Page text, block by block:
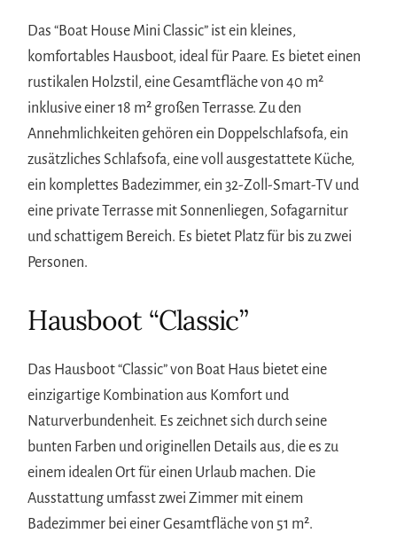
Das “Boat House Mini Classic” ist ein kleines,
komfortables Hausboot, ideal für Paare. Es bietet einen
rustikalen Holzstil, eine Gesamtfläche von 40 m²
inklusive einer 18 m² großen Terrasse. Zu den
Annehmlichkeiten gehören ein Doppelschlafsofa, ein
zusätzliches Schlafsofa, eine voll ausgestattete Küche,
ein komplettes Badezimmer, ein 32-Zoll-Smart-TV und
eine private Terrasse mit Sonnenliegen, Sofagarnitur
und schattigem Bereich. Es bietet Platz für bis zu zwei
Personen.
Hausboot “Classic”
Das Hausboot “Classic” von Boat Haus bietet eine
einzigartige Kombination aus Komfort und
Naturverbundenheit. Es zeichnet sich durch seine
bunten Farben und originellen Details aus, die es zu
einem idealen Ort für einen Urlaub machen. Die
Ausstattung umfasst zwei Zimmer mit einem
Badezimmer bei einer Gesamtfläche von 51 m².